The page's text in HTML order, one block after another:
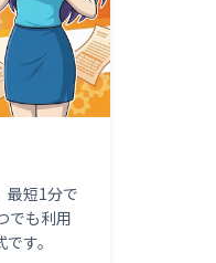
最短1分で
でも利用
す。